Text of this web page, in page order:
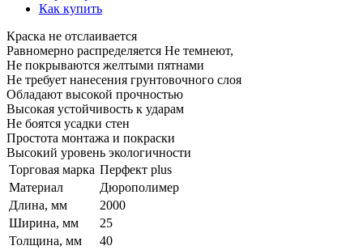
Как купить
Краска не отслаивается
Равномерно распределяется Не темнеют,
Не покрываются желтыми пятнами
Не требует нанесения грунтовочного слоя
Обладают высокой прочностью
Высокая устойчивость к ударам
Не боятся усадки стен
Простота монтажа и покраски
Высокий уровень экологичности
Торговая марка Перфект plus
Материал
Дюрополимер
Длина, мм
2000
Ширина, мм
25
Толщина, мм
40